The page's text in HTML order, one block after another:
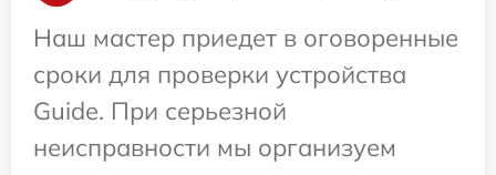
Наш мастер приедет в оговоренные
сроки для проверки устройства
Guide. При серьезной
неисправности мы организуем